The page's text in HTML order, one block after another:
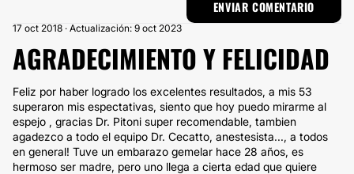
17 oct 2018 · Actualización: 9 oct 2023
AGRADECIMIENTO Y FELICIDAD
Feliz por haber logrado los excelentes resultados, a mis 53
superaron mis espectativas, siento que hoy puedo mirarme al
espejo , gracias Dr. Pitoni super recomendable, tambien
agadezco a todo el equipo Dr. Cecatto, anestesista..., a todos
en general! Tuve un embarazo gemelar hace 28 años, es
hermoso ser madre, pero uno llega a cierta edad que quiere